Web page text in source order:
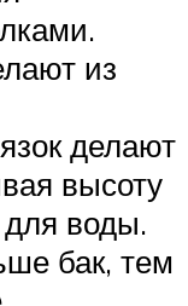
из
делают
высоту
для воды.
бак, тем